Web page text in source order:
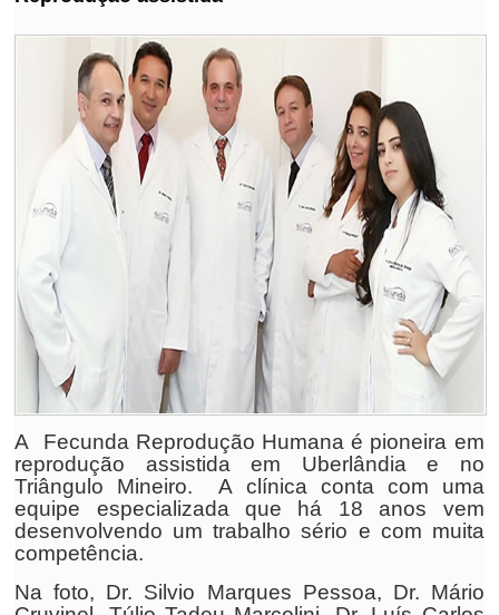
A Fecunda Reprodução Humana é pioneira em
reprodução assistida em Uberlândia e no
Triângulo Mineiro. A clínica conta com uma
equipe especializada que há 18 anos vem
desenvolvendo um trabalho sério e com muita
competência.
Na foto, Dr. Silvio Marques Pessoa, Dr. Mário